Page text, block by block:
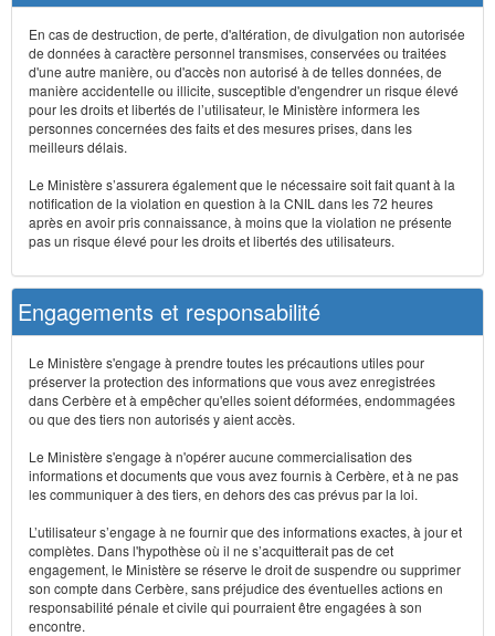
En cas de destruction, de perte, d'altération, de divulgation non autorisée
de données à caractère personnel transmises, conservées ou traitées
d'une autre manière, ou d'accès non autorisé à de telles données, de
manière accidentelle ou illicite, susceptible d'engendrer un risque élevé
pour les droits et libertés de l’utilisateur, le Ministère informera les
personnes concernées des faits et des mesures prises, dans les
meilleurs délais.
Le Ministère s’assurera également que le nécessaire soit fait quant à la
notification de la violation en question à la CNIL dans les 72 heures
après en avoir pris connaissance, à moins que la violation ne présente
pas un risque élevé pour les droits et libertés des utilisateurs.
Engagements et responsabilité
Le Ministère s'engage à prendre toutes les précautions utiles pour
préserver la protection des informations que vous avez enregistrées
dans Cerbère et à empêcher qu'elles soient déformées, endommagées
ou que des tiers non autorisés y aient accès.
Le Ministère s'engage à n'opérer aucune commercialisation des
informations et documents que vous avez fournis à Cerbère, et à ne pas
les communiquer à des tiers, en dehors des cas prévus par la loi.
L’utilisateur s’engage à ne fournir que des informations exactes, à jour et
complètes. Dans l'hypothèse où il ne s’acquitterait pas de cet
engagement, le Ministère se réserve le droit de suspendre ou supprimer
son compte dans Cerbère, sans préjudice des éventuelles actions en
responsabilité pénale et civile qui pourraient être engagées à son
encontre.